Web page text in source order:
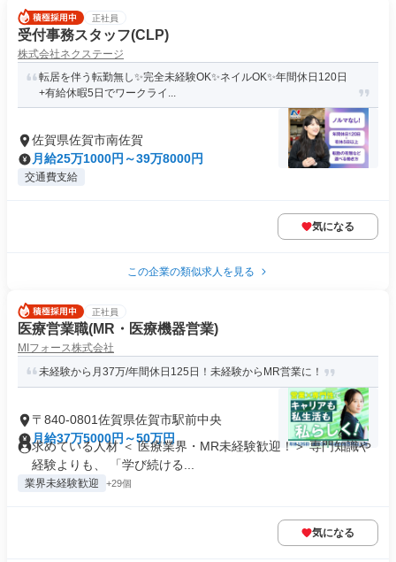
正社員
受付事務スタッフ(CLP)
株式会社ネクステージ
転居を伴う転勤無し✨完全未経験OK✨ネイルOK✨年間休日120日
+有給休暇5日でワークライ...
佐賀県佐賀市南佐賀
月給25万1000円～39万8000円
交通費支給
気になる
この企業の類似求人を見る
正社員
医療営業職(MR・医療機器営業)
MIフォース株式会社
未経験から月37万/年間休日125日！未経験からMR営業に！
〒840-0801佐賀県佐賀市駅前中央
月給37万5000円～50万円
求めている人材 ＜ 医療業界・MR未経験歓迎！＞ 専門知識や
経験よりも、 「学び続ける...
業界未経験歓迎 +29個
気になる